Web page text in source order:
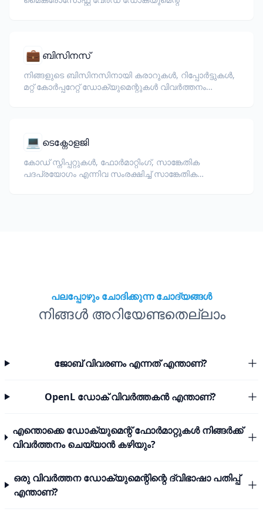
💼 ബിസിനസ്
നിങ്ങളുടെ ബിസിനസിനായി കരാറുകൾ, റിപ്പോർട്ടുകൾ,
മറ്റ് കോർപ്പറേറ്റ് ഡോക്യുമെന്റുകൾ വിവർത്തനം
💻 ടെക്നോളജി
കോഡ് സ്നിപ്പറ്റുകൾ, ഫോർമാറ്റിംഗ്, സാങ്കേതിക
പദപ്രയോഗം എന്നിവ സംരക്ഷിച്ച് സാങ്കേതിക
പലപ്പോഴും ചോദിക്കുന്ന ചോദ്യങ്ങൾ
നിങ്ങൾ അറിയേണ്ടതെല്ലാം
ജോബ് വിവരണം എന്നത് എന്താണ്?
OpenL ഡോക് വിവർത്തകൻ എന്താണ്?
എന്തൊക്കെ ഡോക്യുമെന്റ് ഫോർമാറ്റുകൾ നിങ്ങർക്ക്
വിവർത്തനം ചെയ്യാൻ കഴിയും?
ഒരു വിവർത്തന ഡോക്യുമെന്റിന്റെ ദ്വിഭാഷാ പതിപ്പ്
എന്താണ്?